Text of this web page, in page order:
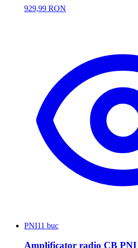
929,99 RON
PNI11 buc
Amplificator radio CB